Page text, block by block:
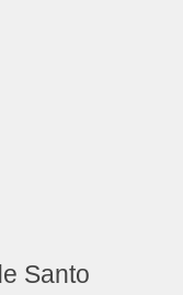
Santo